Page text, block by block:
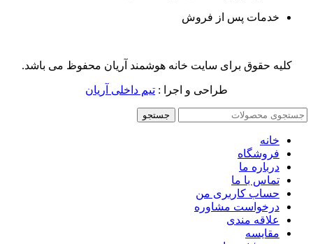
خدمات پس از فروش
کلیه حقوق برای سایت خانه هوشمند آریان محفوظ می باشد.
طراحی و اجرا : تیم داخلی آریان
جستجو
خانه
فروشگاه
درباره ما
تماس با ما
حساب کاربری من
درخواست مشاوره
علاقه مندی
مقايسه